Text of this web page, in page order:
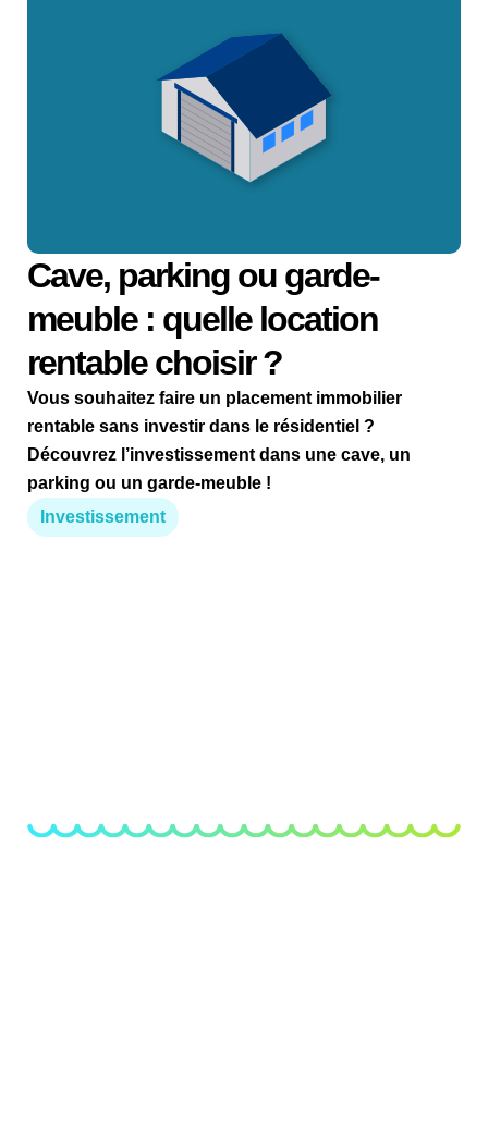
Cave, parking ou garde-
meuble : quelle location
rentable choisir ?
Vous souhaitez faire un placement immobilier
rentable sans investir dans le résidentiel ?
Découvrez l’investissement dans une cave, un
parking ou un garde-meuble !
Investissement